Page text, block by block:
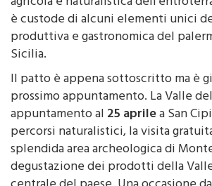
è custode di alcuni elementi unici
produttiva e gastronomica del
Sicilia.
Il patto è appena sottoscritto ma è
prossimo appuntamento. La Valle
appuntamento al25 aprilea San
percorsi naturalistici, la visita
splendida area archeologica di
degustazione dei prodotti della